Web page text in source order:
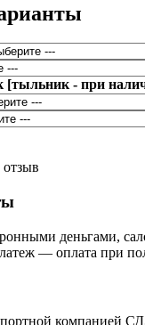
[тыльник - при
деньгами,
— оплата при
компанией